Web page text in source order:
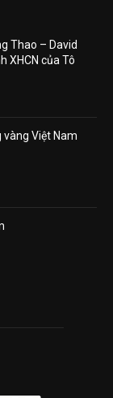
Thao – David
XHCN của Tô
Việt Nam